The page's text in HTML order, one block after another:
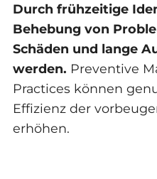
Durch frühzeitige
Behebung von
Schäden und lange
werden. Preventive
Practices können
Effizienz der
erhöhen.